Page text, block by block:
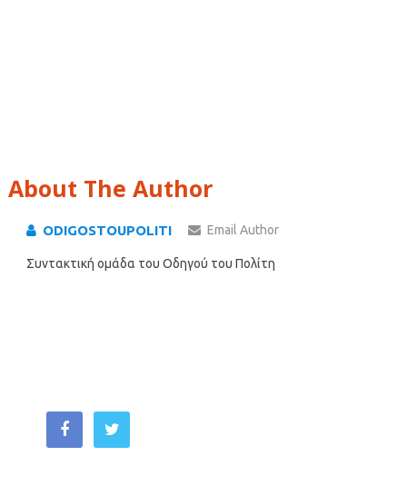
About The Author
ODIGOSTOUPOLITI Email Author
Συντακτική ομάδα του Οδηγού του Πολίτη